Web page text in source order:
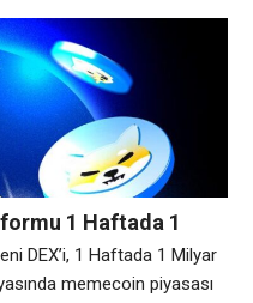
medyada büyük bir akım
esinlenen içeriklerin
Solana tabanlı Ghibli
1 Haftada 1
DEX’i, 1 Haftada 1 Milyar
memecoin piyasası